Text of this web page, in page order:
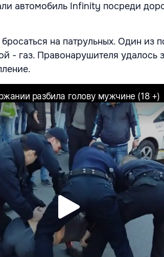
автомобиль Infinity посреди
на патрульных. Один из
- газ. Правонарушителя удалось